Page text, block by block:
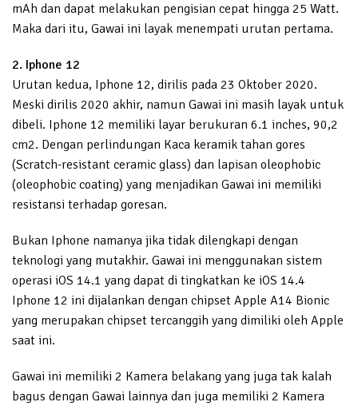
mAh dan dapat melakukan pengisian cepat hingga 25 Watt.
Maka dari itu, Gawai ini layak menempati urutan pertama.
2. Iphone 12
Urutan kedua, Iphone 12, dirilis pada 23 Oktober 2020.
Meski dirilis 2020 akhir, namun Gawai ini masih layak untuk
dibeli. Iphone 12 memiliki layar berukuran 6.1 inches, 90,2
cm2. Dengan perlindungan Kaca keramik tahan gores
(Scratch-resistant ceramic glass) dan lapisan oleophobic
(oleophobic coating) yang menjadikan Gawai ini memiliki
resistansi terhadap goresan.
Bukan Iphone namanya jika tidak dilengkapi dengan
teknologi yang mutakhir. Gawai ini menggunakan sistem
operasi iOS 14.1 yang dapat di tingkatkan ke iOS 14.4
Iphone 12 ini dijalankan dengan chipset Apple A14 Bionic
yang merupakan chipset tercanggih yang dimiliki oleh Apple
saat ini.
Gawai ini memiliki 2 Kamera belakang yang juga tak kalah
bagus dengan Gawai lainnya dan juga memiliki 2 Kamera